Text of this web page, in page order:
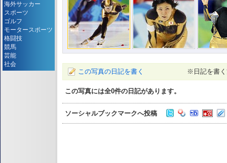
この写真の日記を書く ※日記を書
この写真には全0件の日記があります。
ソーシャルブックマークへ投稿
海外サッカー
スポーツ
ゴルフ
モータースポーツ
格闘技
競馬
芸能
社会